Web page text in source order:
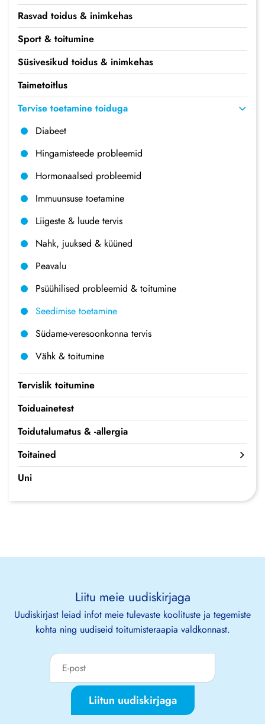
Rasvad toidus & inimkehas
Sport & toitumine
Süsivesikud toidus & inimkehas
Taimetoitlus
Tervise toetamine toiduga
Diabeet
Hingamisteede probleemid
Hormonaalsed probleemid
Immuunsuse toetamine
Liigeste & luude tervis
Nahk, juuksed & küüned
Peavalu
Psüühilised probleemid & toitumine
Seedimise toetamine
Südame-veresoonkonna tervis
Vähk & toitumine
Tervislik toitumine
Toiduainetest
Toidutalumatus & -allergia
Toitained
Uni
Liitu meie uudiskirjaga
Uudiskirjast leiad infot meie tulevaste koolituste ja tegemiste
kohta ning uudiseid toitumisteraapia valdkonnast.
Liitun uudiskirjaga